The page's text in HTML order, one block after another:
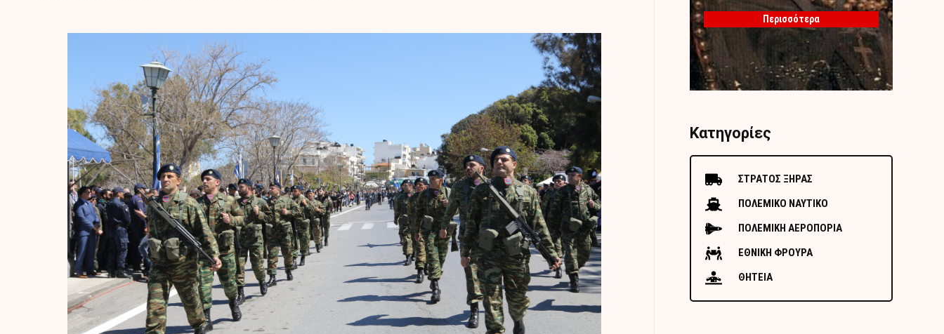
Περισσότερα
Κατηγορίες
ΣΤΡΑΤΟΣ ΞΗΡΑΣ
ΠΟΛΕΜΙΚΟ ΝΑΥΤΙΚΟ
ΠΟΛΕΜΙΚΗ ΑΕΡΟΠΟΡΙΑ
ΕΘΝΙΚΗ ΦΡΟΥΡΑ
ΘΗΤΕΙΑ